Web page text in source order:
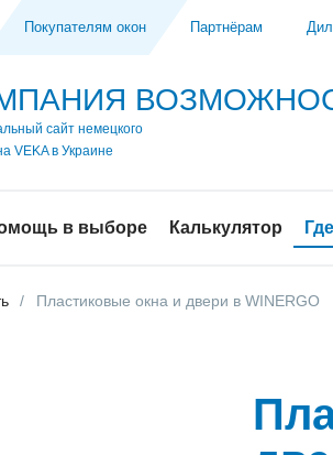
Покупателям окон Партнёрам
сайт немецкого
VEKA в Украине
в выборе Калькулятор
Пластиковые окна и двери в WINERGO